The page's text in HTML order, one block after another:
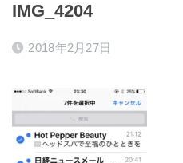
IMG_4204
2018年2月27日